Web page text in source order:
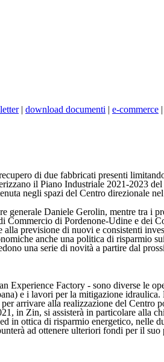
| download documenti | e-commerce |
di due fabbricati presenti
il Piano Industriale 2021-2023
negli spazi del Centro direzionale
Daniele Gerolin, mentre tra i
di Pordenone-Udine e dei
previsione di nuovi e consistenti
anche una politica di risparmio
una serie di novità a partire dal
Factory - sono diverse le
e i lavori per la mitigazione
arrivare alla realizzazione del
in Zin, si assisterà in particolare alla
ottica di risparmio energetico, nelle
ad ottenere ulteriori fondi per il suo